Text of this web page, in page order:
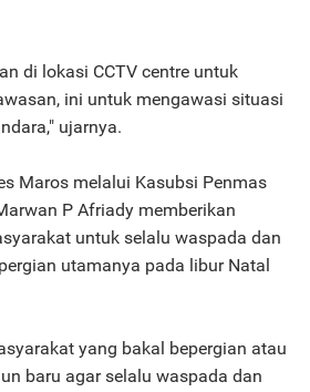
di lokasi CCTV centre untuk
ini untuk mengawasi situasi
ujarnya.
Maros melalui Kasubsi Penmas
P Afriady memberikan
untuk selalu waspada dan
utamanya pada libur Natal
yang bakal bepergian atau
baru agar selalu waspada dan